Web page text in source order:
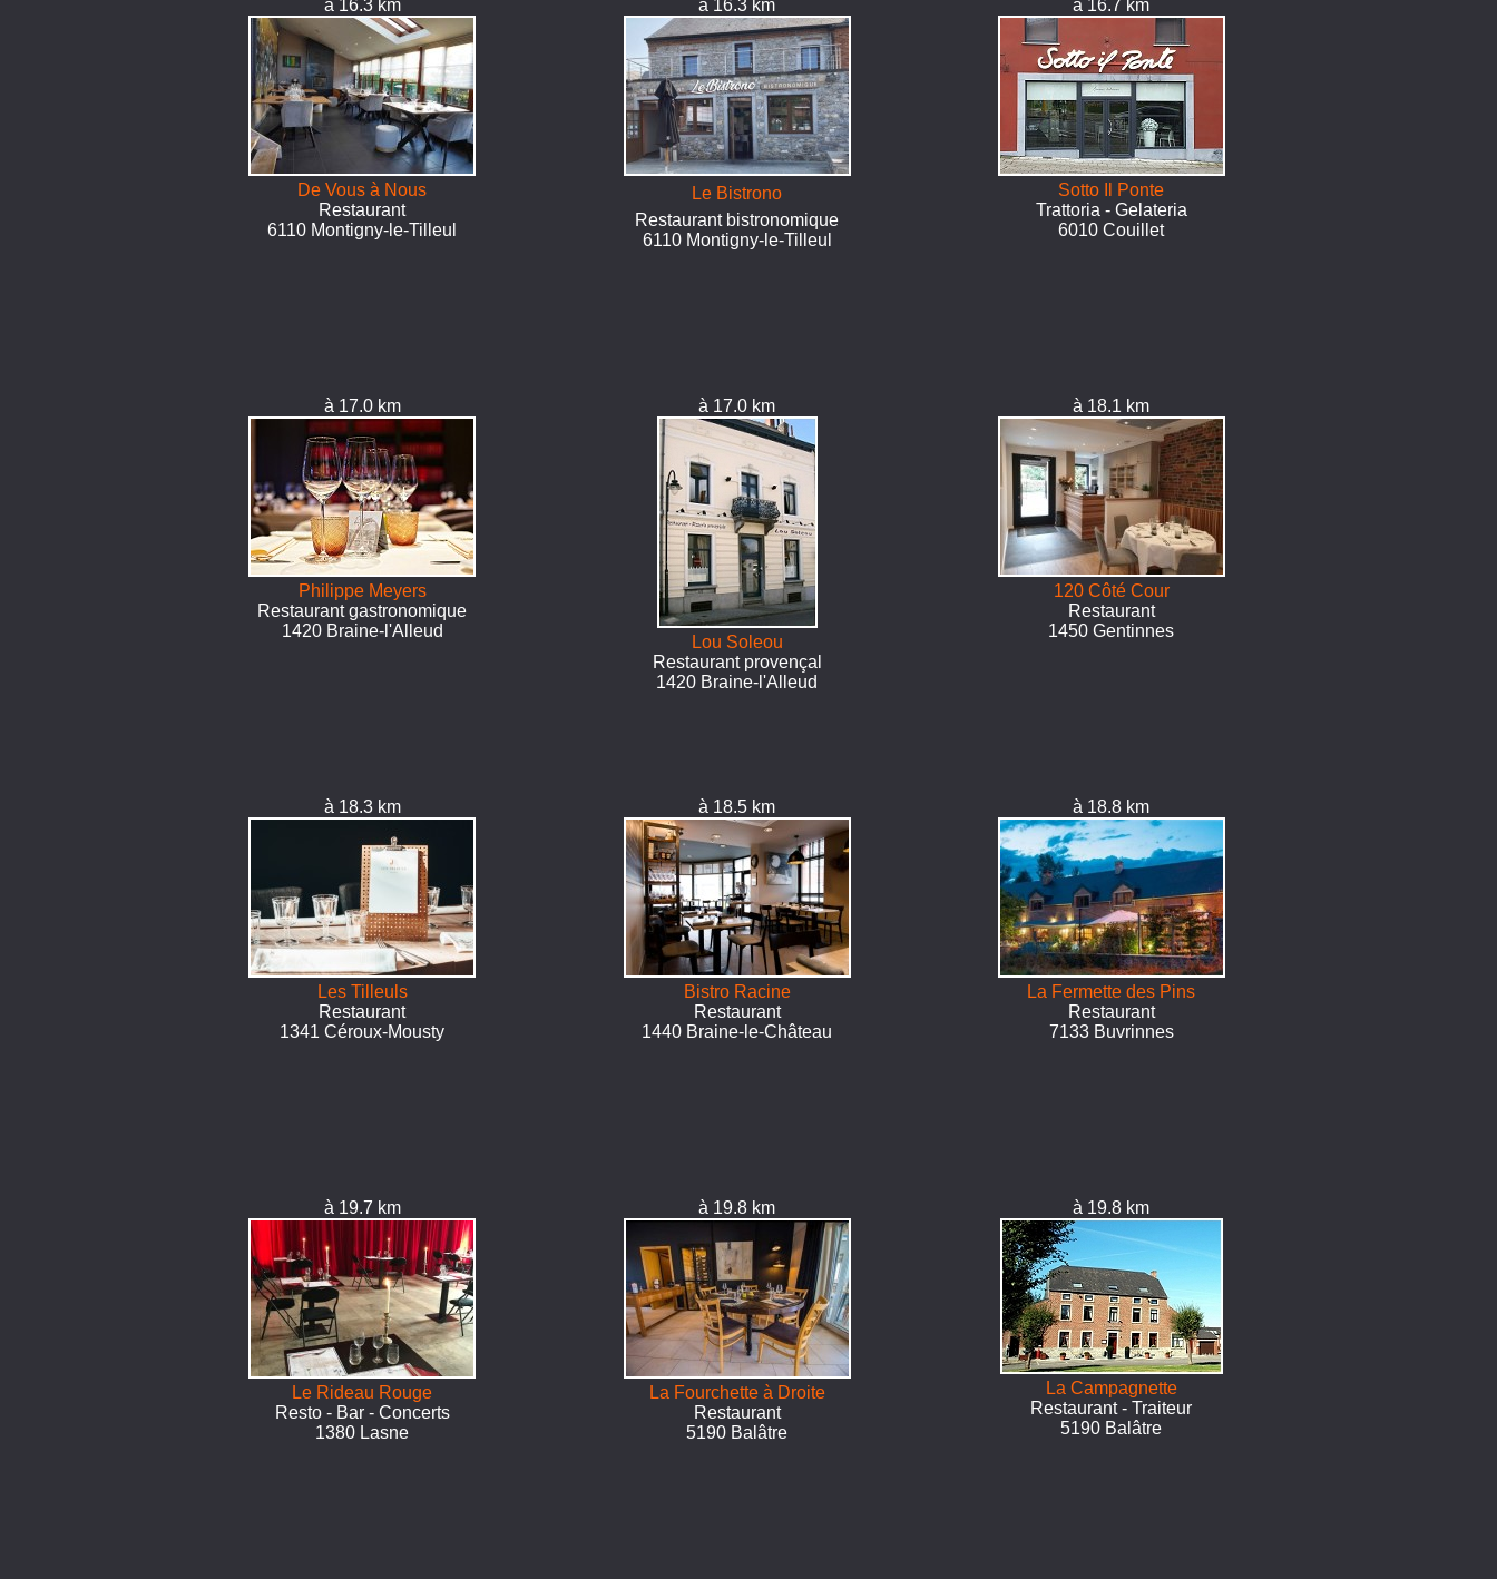
à 16.3 km
De Vous à Nous
Restaurant
6110 Montigny-le-Tilleul
à 16.3 km
Le Bistrono
Restaurant bistronomique
6110 Montigny-le-Tilleul
à 16.7 km
Sotto Il Ponte
Trattoria - Gelateria
6010 Couillet
à 17.0 km
Philippe Meyers
Restaurant gastronomique
1420 Braine-l'Alleud
à 17.0 km
Lou Soleou
Restaurant provençal
1420 Braine-l'Alleud
à 18.1 km
120 Côté Cour
Restaurant
1450 Gentinnes
à 18.3 km
Les Tilleuls
Restaurant
1341 Céroux-Mousty
à 18.5 km
Bistro Racine
Restaurant
1440 Braine-le-Château
à 18.8 km
La Fermette des Pins
Restaurant
7133 Buvrinnes
à 19.7 km
Le Rideau Rouge
Resto - Bar - Concerts
1380 Lasne
à 19.8 km
La Fourchette à Droite
Restaurant
5190 Balâtre
à 19.8 km
La Campagnette
Restaurant - Traiteur
5190 Balâtre